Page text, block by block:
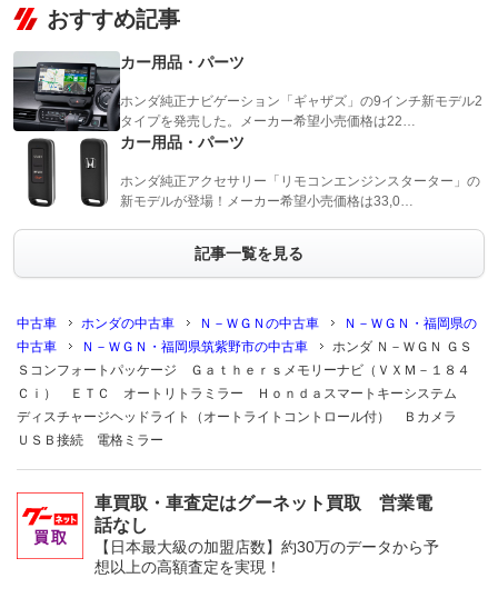
おすすめ記事
カー用品・パーツ
ホンダ純正ナビゲーション「ギャザズ」の9インチ新モデル2
タイプを発売した。メーカー希望小売価格は22…
カー用品・パーツ
ホンダ純正アクセサリー「リモコンエンジンスターター」の
新モデルが登場！メーカー希望小売価格は33,0…
記事一覧を見る
中古車 ホンダの中古車 Ｎ－ＷＧＮの中古車
Ｎ－ＷＧＮ・福岡県の
中古車
Ｎ－ＷＧＮ・福岡県筑紫野市の中古車
ホンダ Ｎ－ＷＧＮ ＧＳ
Ｓコンフォートパッケージ Ｇａｔｈｅｒｓメモリーナビ（ＶＸＭ－１８４
Ｃｉ） ＥＴＣ オートリトラミラー Ｈｏｎｄａスマートキーシステム
ディスチャージヘッドライト（オートライトコントロール付） Ｂカメラ
ＵＳＢ接続 電格ミラー
車買取・車査定はグーネット買取 営業電
話なし
【日本最大級の加盟店数】約30万のデータから予
想以上の高額査定を実現！